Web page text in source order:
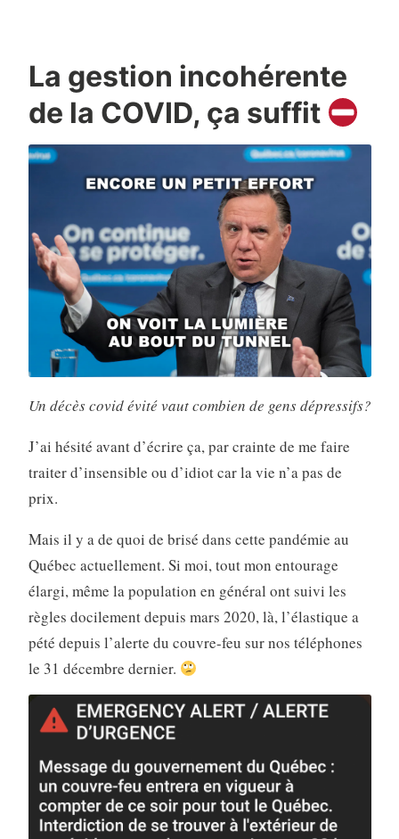
La gestion incohérente
de la COVID, ça suffit
Un décès covid évité vaut combien de gens dépressifs?
J’ai hésité avant d’écrire ça, par crainte de me faire
traiter d’insensible ou d’idiot car la vie n’a pas de
prix.
Mais il y a de quoi de brisé dans cette pandémie au
Québec actuellement. Si moi, tout mon entourage
élargi, même la population en général ont suivi les
règles docilement depuis mars 2020, là, l’élastique a
pété depuis l’alerte du couvre-feu sur nos téléphones
le 31 décembre dernier.